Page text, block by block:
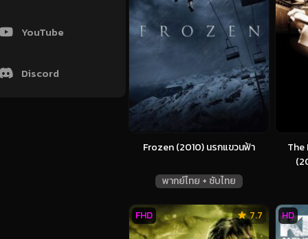
YouTube
Discord
Frozen (2010) นรกแขวนฟ้า
พากย์ไทย + ซับไทย
The
7.7
FHD HD